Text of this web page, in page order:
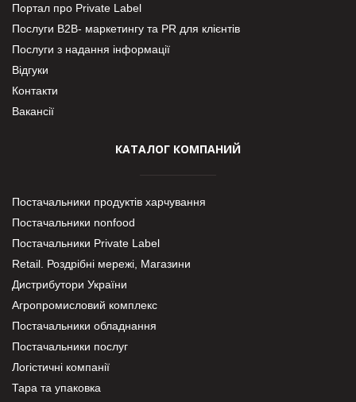
Портал про Private Label
Послуги В2В- маркетингу та PR для клієнтів
Послуги з надання інформації
Відгуки
Контакти
Вакансії
КАТАЛОГ КОМПАНИЙ
Постачальники продуктів харчування
Постачальники nonfood
Постачальники Private Label
Retail. Роздрібні мережі, Магазини
Дистрибутори України
Агропромисловий комплекс
Постачальники обладнання
Постачальники послуг
Логістичні компанії
Тара та упаковка